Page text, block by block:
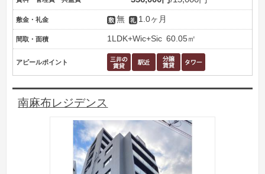
敷金・礼金 無 1.0ヶ月
間取・面積 1LDK+Wic+Sic 60.05㎡
アピールポイント
南麻布レジデンス